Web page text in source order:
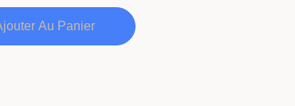
Au Panier